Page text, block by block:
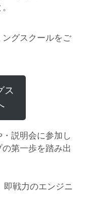
グスクールをご
ス
説明会に参加し
第一歩を踏み出
即戦力のエンジニ